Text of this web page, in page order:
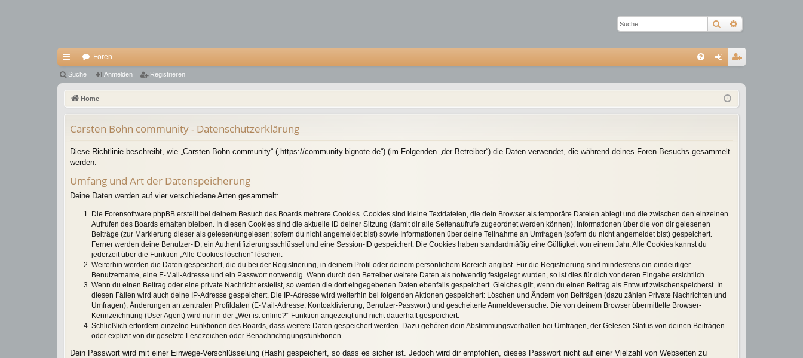
Suche
ch
ne
Foren
Q m ist
Suche Anmelden Registrieren
Home
Carsten Bohn community - Datenschutzerklärung
Diese Richtlinie beschreibt, wie „Carsten Bohn community“ („https://community.bignote.de“) (im Folgenden „der Betreiber“) die Daten verwendet, die während deines Foren-Besuchs gesammelt
werden.
Umfang und Art der Datenspeicherung
Deine Daten werden auf vier verschiedene Arten gesammelt:
Die Forensoftware phpBB erstellt bei deinem Besuch des Boards mehrere Cookies. Cookies sind kleine Textdateien, die dein Browser als temporäre Dateien ablegt und die zwischen den einzelnen
Aufrufen des Boards erhalten bleiben. In diesen Cookies sind die aktuelle ID deiner Sitzung (damit dir alle Seitenaufrufe zugeordnet werden können), Informationen über die von dir gelesenen
Beiträge (zur Markierung dieser als gelesen/ungelesen; sofern du nicht angemeldet bist) sowie Informationen über deine Teilnahme an Umfragen (sofern du nicht angemeldet bist) gespeichert.
Ferner werden deine Benutzer-ID, ein Authentifizierungsschlüssel und eine Session-ID gespeichert. Die Cookies haben standardmäßig eine Gültigkeit von einem Jahr. Alle Cookies kannst du
jederzeit über die Funktion „Alle Cookies löschen“ löschen.
Weiterhin werden die Daten gespeichert, die du bei der Registrierung, in deinem Profil oder deinem persönlichem Bereich angibst. Für die Registrierung sind mindestens ein eindeutiger
Benutzername, eine E-Mail-Adresse und ein Passwort notwendig. Wenn durch den Betreiber weitere Daten als notwendig festgelegt wurden, so ist dies für dich vor deren Eingabe ersichtlich.
Wenn du einen Beitrag oder eine private Nachricht erstellst, so werden die dort eingegebenen Daten ebenfalls gespeichert. Gleiches gilt, wenn du einen Beitrag als Entwurf zwischenspeicherst. In
diesen Fällen wird auch deine IP-Adresse gespeichert. Die IP-Adresse wird weiterhin bei folgenden Aktionen gespeichert: Löschen und Ändern von Beiträgen (dazu zählen Private Nachrichten und
Umfragen), Änderungen an zentralen Profildaten (E-Mail-Adresse, Kontoaktivierung, Benutzer-Passwort) und gescheiterte Anmeldeversuche. Die von deinem Browser übermittelte Browser-
Kennzeichnung (User Agent) wird nur in der „Wer ist online?“-Funktion angezeigt und nicht dauerhaft gespeichert.
Schließlich erfordern einzelne Funktionen des Boards, dass weitere Daten gespeichert werden. Dazu gehören dein Abstimmungsverhalten bei Umfragen, der Gelesen-Status von deinen Beiträgen
oder explizit von dir gesetzte Lesezeichen oder Benachrichtigungsfunktionen.
Dein Passwort wird mit einer Einwege-Verschlüsselung (Hash) gespeichert, so dass es sicher ist. Jedoch wird dir empfohlen, dieses Passwort nicht auf einer Vielzahl von Webseiten zu